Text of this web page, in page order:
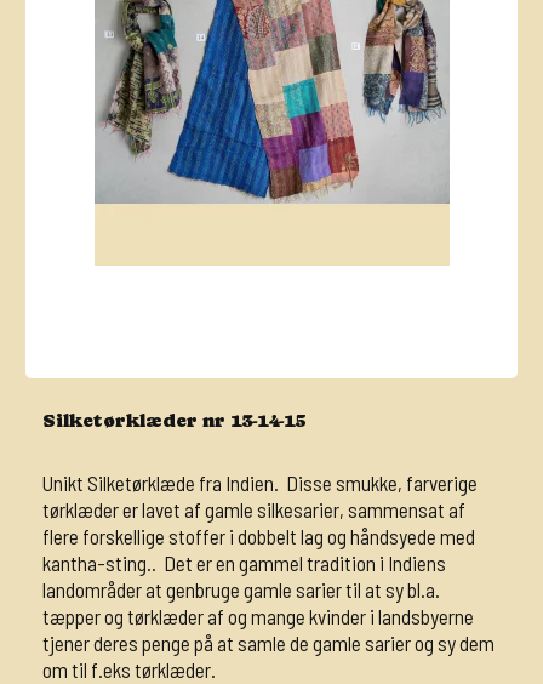
Silketørklæder nr 13-14-15
Unikt Silketørklæde fra Indien. Disse smukke, farverige
tørklæder er lavet af gamle silkesarier, sammensat af
flere forskellige stoffer i dobbelt lag og håndsyede med
kantha-sting.. Det er en gammel tradition i Indiens
landområder at genbruge gamle sarier til at sy bl.a.
tæpper og tørklæder af og mange kvinder i landsbyerne
tjener deres penge på at samle de gamle sarier og sy dem
om til f.eks tørklæder.